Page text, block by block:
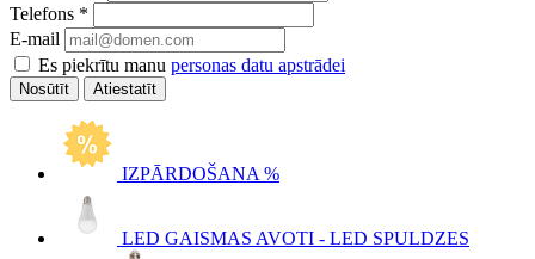
Telefons *
E-mail
Es piekrītu manu personas datu apstrādei
Atiestatīt
IZPĀRDOŠANA %
LED GAISMAS AVOTI - LED SPULDZES